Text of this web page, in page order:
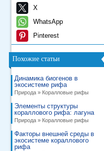
X
WhatsApp
Pinterest
Похожие статьи
Динамика биогенов в
экосистеме рифа
Природа » Коралловые рифы
Элементы структуры
кораллового рифа: лагуна
Природа » Коралловые рифы
Факторы внешней среды в
экосистеме кораллового
рифа